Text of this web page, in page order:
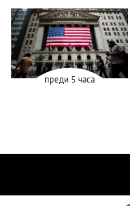
преди 5 часа